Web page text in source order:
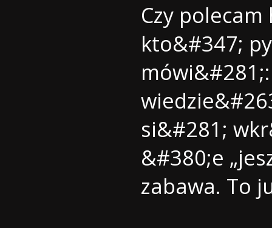
Czy
kto&#347;
si&#281;
&#380;e
zabawa. To